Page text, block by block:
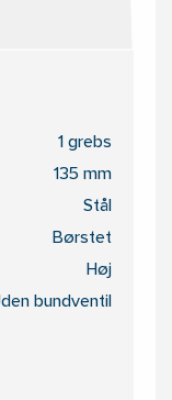
1 grebs
135 mm
Stål
Børstet
Høj
bundventil